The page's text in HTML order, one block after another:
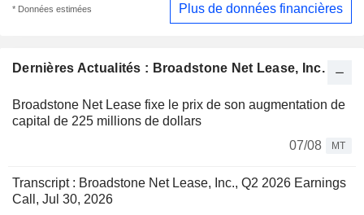
Dernières Actualités : Broadstone Net Lease, Inc.
Broadstone Net Lease fixe le prix de son augmentation de
capital de 225 millions de dollars
07/08
MT
Transcript : Broadstone Net Lease, Inc., Q2 2026 Earnings
Call, Jul 30, 2026
* Données estimées Plus de données financières